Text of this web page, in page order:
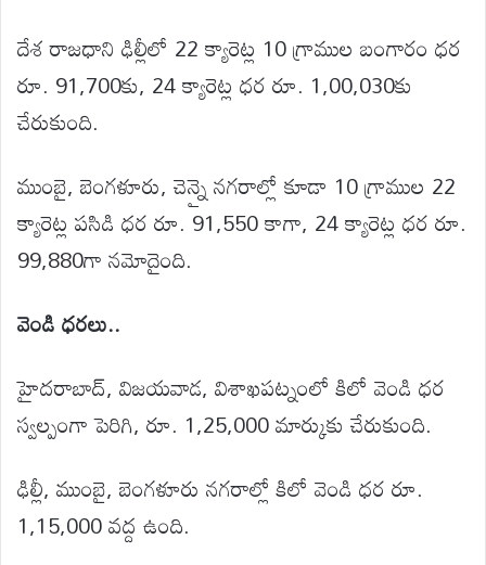
దేశ రాజధాని ఢిల్లీలో 22 క్యారెట్ల 10 గ్రాముల బంగారం ధర
రూ. 91,700కు, 24 క్యారెట్ల ధర రూ. 1,00,030కు
చేరుకుంది.
ముంబై, బెంగళూరు, చెన్నై నగరాల్లో కూడా 10 గ్రాముల 22
క్యారెట్ల పసిడి ధర రూ. 91,550 కాగా, 24 క్యారెట్ల ధర రూ.
99,880గా నమోదైంది.
వెండి ధరలు..
హైదరాబాద్, విజయవాడ, విశాఖపట్నంలో కిలో వెండి ధర
స్వల్పంగా పెరిగి, రూ. 1,25,000 మార్కుకు చేరుకుంది.
ఢిల్లీ, ముంబై, బెంగళూరు నగరాల్లో కిలో వెండి ధర రూ.
1,15,000 వద్ద ఉంది.